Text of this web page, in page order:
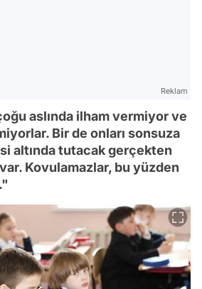
Reklam
aslında ilham vermiyor ve
Bir de onları sonsuza
altında tutacak gerçekten
Kovulamazlar, bu yüzden